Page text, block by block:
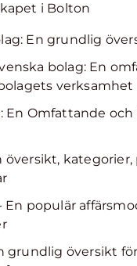
i Bolton
En grundlig
bolag: En
verksamhet
En Omfattande
översikt,
En populär
grundlig översikt för